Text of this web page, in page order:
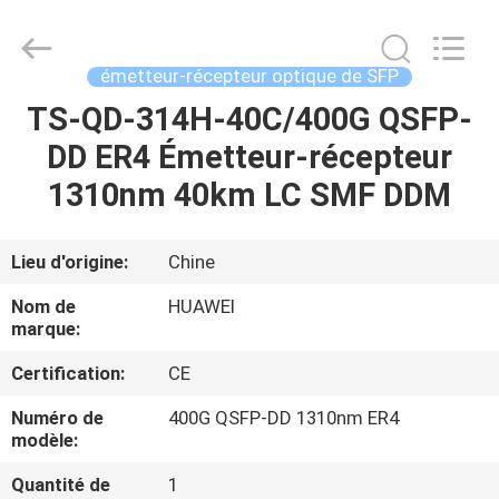
MAISON
PRODUITS
VIDÉOS
À
PROPOS
DE
Equipment
Reserved.
émetteur-récepteur optique de SFP
TS-QD-314H-40C/400G QSFP-
DD ER4 Émetteur-récepteur
1310nm 40km LC SMF DDM
Lieu d'origine:
Chine
Nom de
marque:
HUAWEI
Certification:
CE
Numéro de
modèle:
400G QSFP-DD 1310nm ER4
Quantité de
1